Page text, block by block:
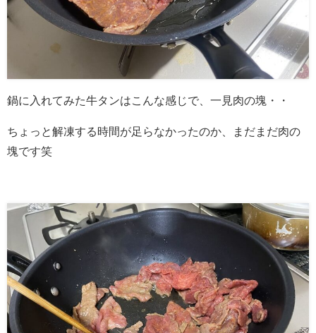
鍋に入れてみた牛タンはこんな感じで、一見肉の塊・・
ちょっと解凍する時間が足らなかったのか、まだまだ肉の
塊です笑